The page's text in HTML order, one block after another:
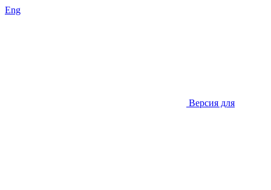
Eng
Версия для